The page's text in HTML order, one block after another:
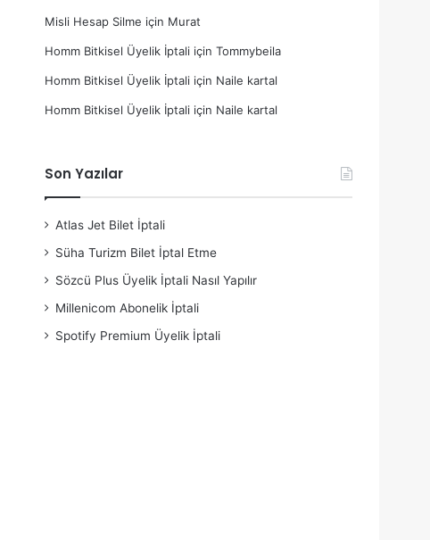
Misli Hesap Silme için Murat
Homm Bitkisel Üyelik İptali içinTommybeila
Homm Bitkisel Üyelik İptali için Naile kartal
Homm Bitkisel Üyelik İptali için Naile kartal
Son Yazılar
Atlas Jet Bilet İptali
Süha Turizm Bilet İptal Etme
Sözcü Plus Üyelik İptali Nasıl Yapılır
Millenicom Abonelik İptali
Spotify Premium Üyelik İptali